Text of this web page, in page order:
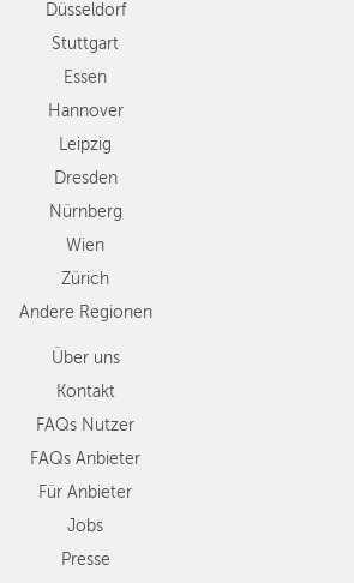
Nürnberg
Wien
Zürich
Andere
Regionen
Düsseldorf
Stuttgart
Essen
Hannover
Leipzig
Dresden
Nürnberg
Wien
Zürich
Andere Regionen
Über uns
Kontakt
FAQs Nutzer
FAQs Anbieter
Für Anbieter
Jobs
Presse